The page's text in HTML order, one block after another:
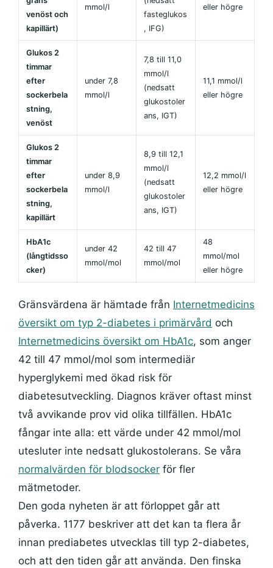
venöst och
kapillärt)
mmol/l
fasteglukos
, IFG)
eller högre
Glukos 2
timmar
efter
sockerbela
stning,
venöst
under 7,8
mmol/l
7,8 till 11,0
mmol/l
(nedsatt
glukostoler
ans, IGT)
11,1 mmol/l
eller högre
Glukos 2
timmar
efter
sockerbela
stning,
kapillärt
under 8,9
mmol/l
8,9 till 12,1
mmol/l
(nedsatt
glukostoler
ans, IGT)
12,2 mmol/l
eller högre
HbA1c
(långtidsso
cker)
under 42
mmol/mol
42 till 47
mmol/mol
48
mmol/mol
eller högre
Gränsvärdena är hämtade från Internetmedicins
översikt om typ 2-diabetes i primärvård och
Internetmedicins översikt om HbA1c, som anger
42 till 47 mmol/mol som intermediär
hyperglykemi med ökad risk för
diabetesutveckling. Diagnos kräver oftast minst
två avvikande prov vid olika tillfällen. HbA1c
fångar inte alla: ett värde under 42 mmol/mol
utesluter inte nedsatt glukostolerans. Se våra
normalvärden för blodsocker för fler
mätmetoder.
Den goda nyheten är att förloppet går att
påverka. 1177 beskriver att det kan ta flera år
innan prediabetes utvecklas till typ 2-diabetes,
och att den tiden går att använda. Den finska